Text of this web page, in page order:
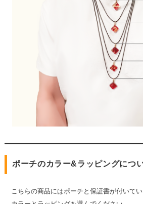
ポーチのカラー&ラッピングにつ
こちらの商品にはポーチと保証書が付いて